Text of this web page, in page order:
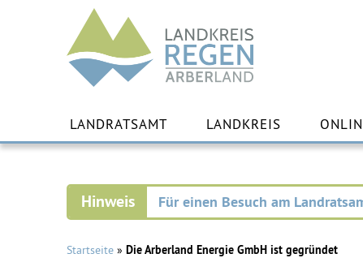
Landkreis
Regen
LANDRATSAMT LANDKREIS
Für einen Besuch am
Startseite » Die Arberland Energie GmbH ist gegründet